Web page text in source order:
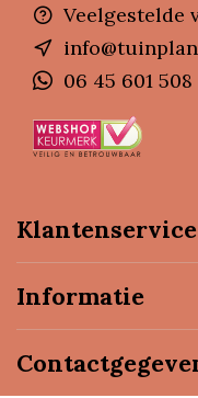
Veelgestelde
06 45 601
Klantenservice
Informatie